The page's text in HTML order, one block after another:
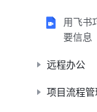
用飞书
要信息
远程办公
项目流程管